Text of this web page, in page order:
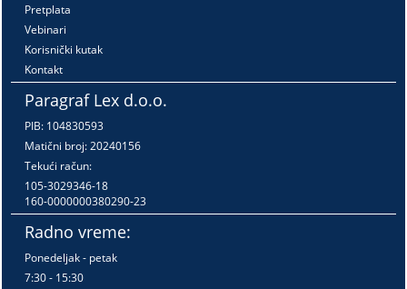
Pretplata
Vebinari
Korisnički kutak
Kontakt
Paragraf Lex d.o.o.
PIB: 104830593
Matični broj: 20240156
Tekući račun:
105-3029346-18
160-0000000380290-23
Radno vreme:
Ponedeljak - petak
7:30 - 15:30